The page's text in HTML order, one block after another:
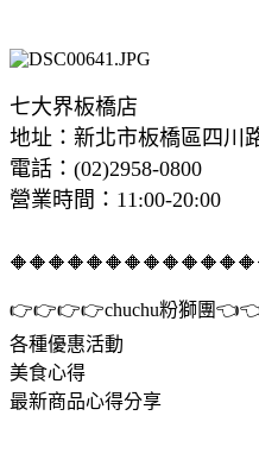
七大界板橋店
地址：新北市板橋區四川
電話：(02)2958-0800
營業時間：11:00-20:00
👉👉👉👉chuchu粉獅團
各種優惠活動
美食心得
最新商品心得分享